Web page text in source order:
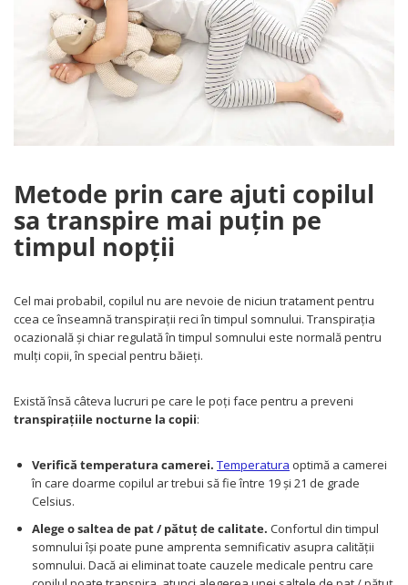
Metode prin care ajuti copilul
sa transpire mai puțin pe
timpul nopții
Cel mai probabil, copilul nu are nevoie de niciun tratament pentru
ccea ce înseamnă transpirații reci în timpul somnului. Transpirația
ocazională și chiar regulată în timpul somnului este normală pentru
mulți copii, în special pentru băieți.
Există însă câteva lucruri pe care le poți face pentru a preveni
transpirațiile nocturne la copii:
Verifică temperatura camerei. Temperatura optimă a camerei
în care doarme copilul ar trebui să fie între 19 și 21 de grade
Celsius.
Alege o saltea de pat / pătuț de calitate. Confortul din timpul
somnului își poate pune amprenta semnificativ asupra calității
somnului. Dacă ai eliminat toate cauzele medicale pentru care